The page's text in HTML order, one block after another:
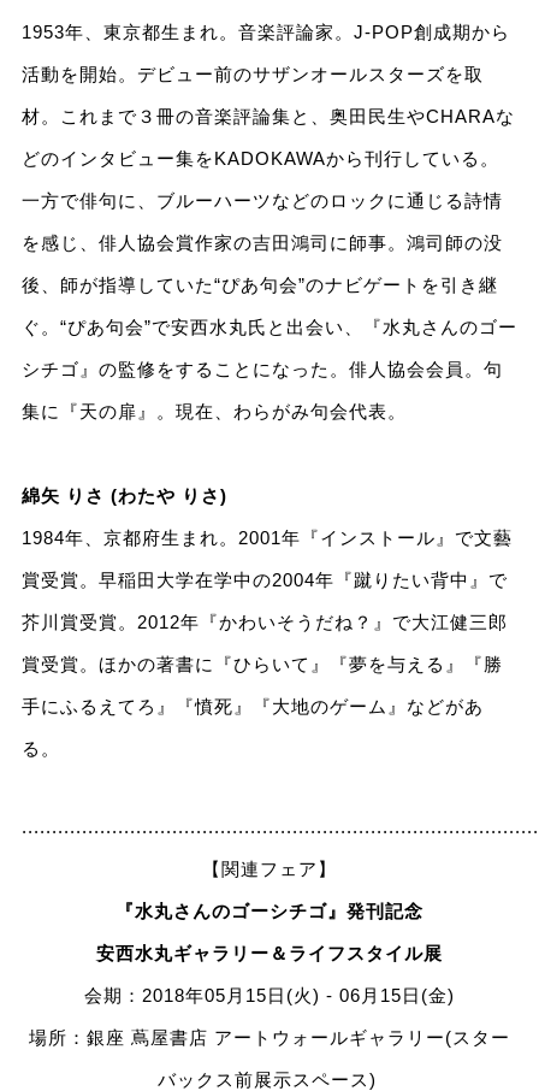
1953年、東京都生まれ。音楽評論家。J-POP創成期から
活動を開始。デビュー前のサザンオールスターズを取
材。これまで３冊の音楽評論集と、奥田民生やCHARAな
どのインタビュー集をKADOKAWAから刊行している。
一方で俳句に、ブルーハーツなどのロックに通じる詩情
を感じ、俳人協会賞作家の吉田鴻司に師事。鴻司師の没
後、師が指導していた“ぴあ句会”のナビゲートを引き継
ぐ。“ぴあ句会”で安西水丸氏と出会い、『水丸さんのゴー
シチゴ』の監修をすることになった。俳人協会会員。句
集に『天の扉』。現在、わらがみ句会代表。
綿矢 りさ (わたや りさ)
1984年、京都府生まれ。2001年『インストール』で文藝
賞受賞。早稲田大学在学中の2004年『蹴りたい背中』で
芥川賞受賞。2012年『かわいそうだね？』で大江健三郎
賞受賞。ほかの著書に『ひらいて』『夢を与える』『勝
手にふるえてろ』『憤死』『大地のゲーム』などがあ
る。
【関連フェア】
『水丸さんのゴーシチゴ』発刊記念
安西水丸ギャラリー＆ライフスタイル展
会期：2018年05月15日(火) - 06月15日(金)
場所：銀座 蔦屋書店 アートウォールギャラリー(スター
バックス前展示スペース)